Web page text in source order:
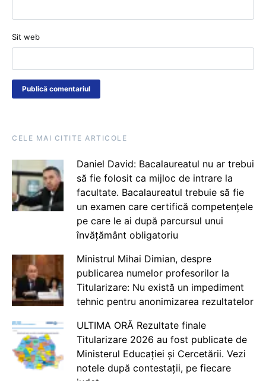
Sit web
CELE MAI CITITE ARTICOLE
Daniel David: Bacalaureatul nu ar trebui
să fie folosit ca mijloc de intrare la
facultate. Bacalaureatul trebuie să fie
un examen care certifică competențele
pe care le ai după parcursul unui
învățământ obligatoriu
Ministrul Mihai Dimian, despre
publicarea numelor profesorilor la
Titularizare: Nu există un impediment
tehnic pentru anonimizarea rezultatelor
ULTIMA ORĂ Rezultate finale
Titularizare 2026 au fost publicate de
Ministerul Educației și Cercetării. Vezi
notele după contestații, pe fiecare